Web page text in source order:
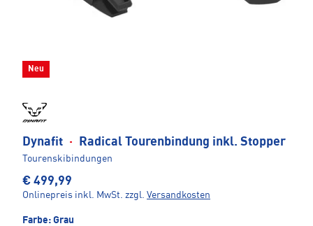
Neu
Dynafit · Radical Tourenbindung inkl. Stopper
Tourenskibindungen
€ 499,99
Onlinepreis inkl. MwSt. zzgl. Versandkosten
Farbe: Grau